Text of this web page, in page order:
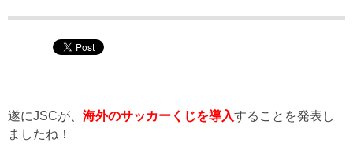
遂にJSCが、 海外のサッカーくじを導入することを発表し
ましたね！